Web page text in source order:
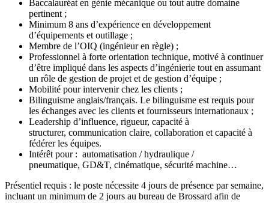
Baccalauréat en génie mécanique ou tout autre domaine
pertinent ;
Minimum 8 ans d’expérience en développement
d’équipements et outillage ;
Membre de l’OIQ (ingénieur en règle) ;
Professionnel à forte orientation technique, motivé à continuer
d’être impliqué dans les aspects d’ingénierie tout en assumant
un rôle de gestion de projet et de gestion d’équipe ;
Mobilité pour intervenir chez les clients ;
Bilinguisme anglais/français. Le bilinguisme est requis pour
les échanges avec les clients et fournisseurs internationaux ;
Leadership d’influence, rigueur, capacité à
structurer, communication claire, collaboration et capacité à
fédérer les équipes.
Intérêt pour : automatisation / hydraulique /
pneumatique, GD&T, cinématique, sécurité machine…
Présentiel requis : le poste nécessite 4 jours de présence par semaine,
incluant un minimum de 2 jours au bureau de Brossard afin de